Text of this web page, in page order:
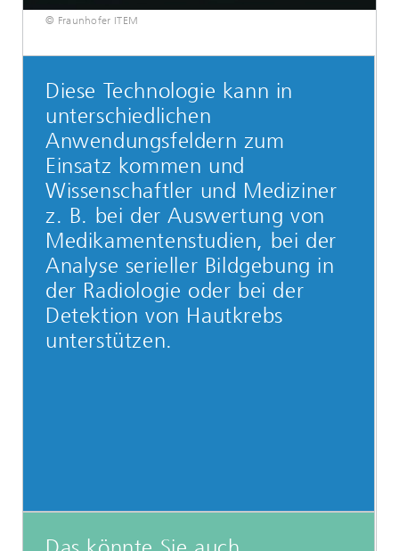
© Fraunhofer ITEM
Diese Technologie kann in
unterschiedlichen
Anwendungsfeldern zum
Einsatz kommen und
Wissenschaftler und Mediziner
z. B. bei der Auswertung von
Medikamentenstudien, bei der
Analyse serieller Bildgebung in
der Radiologie oder bei der
Detektion von Hautkrebs
unterstützen.